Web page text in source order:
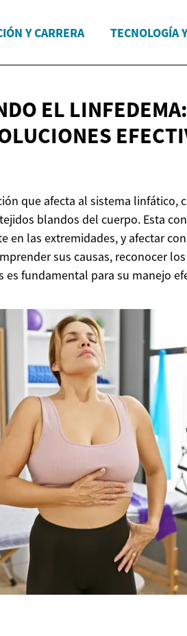
Y CARRERA TECNOLOGÍA
EL
que afecta al sistema linfático,
blandos del cuerpo. Esta
en las extremidades, y afectar
sus causas, reconocer
fundamental para su manejo